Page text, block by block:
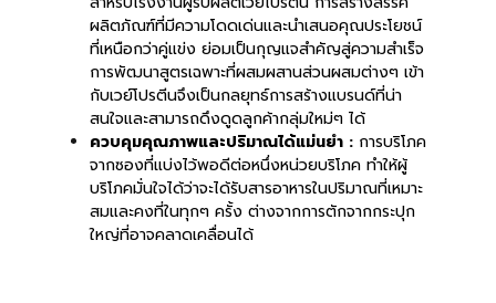
ผลิตภัณฑ์ที่มีความโดดเด่นและนำเสนอคุณประโยชน์
ที่เหนือกว่าคู่แข่ง ย่อมเป็นกุญแจสำคัญสู่ความสำเร็จ
การพัฒนาสูตรเฉพาะที่ผสมผสานส่วนผสมต่างๆ เข้า
กับเวย์โปรตีนจึงเป็นกลยุทธ์การสร้างแบรนด์ที่น่า
สนใจและสามารถดึงดูดลูกค้ากลุ่มใหม่ๆ ได้
ควบคุมคุณภาพและปริมาณได้แม่นยำ : การบริโภค
จากซองที่แบ่งไว้พอดีต่อหนึ่งหน่วยบริโภค ทำให้ผู้
บริโภคมั่นใจได้ว่าจะได้รับสารอาหารในปริมาณที่เหมาะ
สมและคงที่ในทุกๆ ครั้ง ต่างจากการตักจากกระปุก
ใหญ่ที่อาจคลาดเคลื่อนได้